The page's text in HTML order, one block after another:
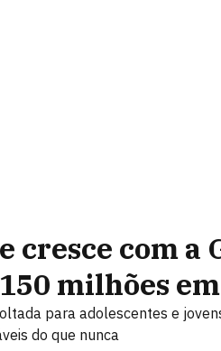
cresce com a
milhões
para adolescentes e
do que nunca